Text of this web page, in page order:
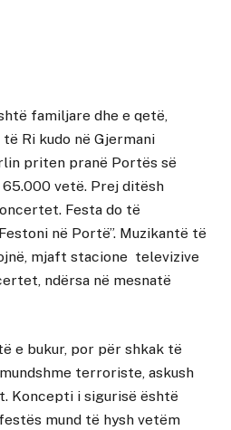
familjare dhe e qetë,
Ri kudo në Gjermani
priten pranë Portës së
vetë. Prej ditësh
Festa do të
në Portë”. Muzikantë të
mjaft stacione televizive
ndërsa në mesnatë
e bukur, por për shkak të
terroriste, askush
Koncepti i sigurisë është
mund të hysh vetëm